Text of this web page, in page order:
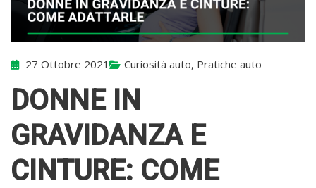
27 Ottobre 2021 Curiosità auto, Pratiche auto
DONNE IN
GRAVIDANZA E
CINTURE: COME